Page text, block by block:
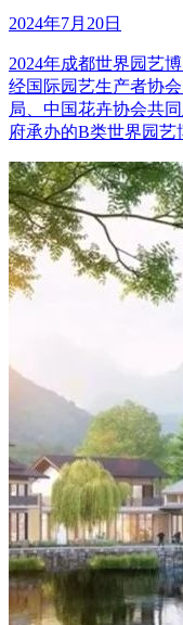
2024年7月20日
2024年成都世界园艺
经国际园艺生产者协
局、中国花卉协会共
府承办的B类世界园艺